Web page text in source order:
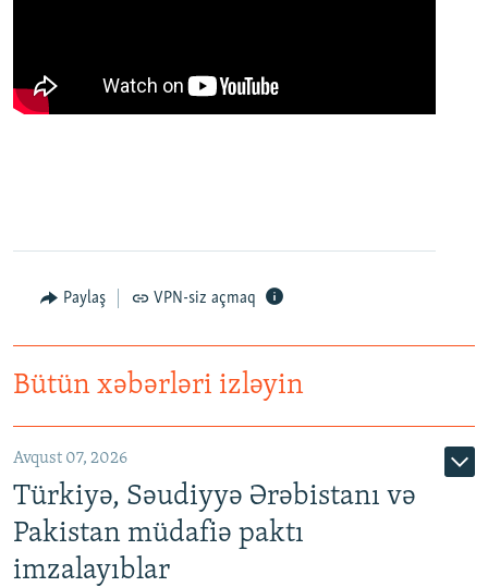
Paylaş VPN-siz açmaq
Bütün xəbərləri izləyin
Avqust 07, 2026
Türkiyə, Səudiyyə Ərəbistanı və
Pakistan müdafiə paktı
imzalayıblar